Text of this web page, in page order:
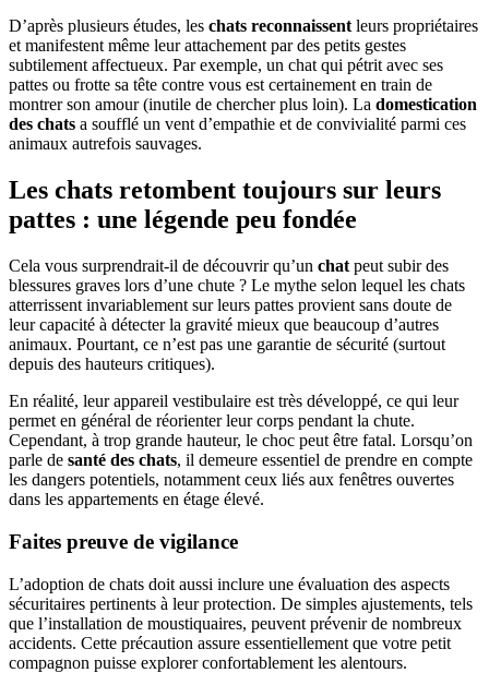
D’après plusieurs études, les chats reconnaissentleurs propriétaires
et manifestent même leur attachement par des petits gestes
subtilement affectueux. Par exemple, un chat qui pétrit avec ses
pattes ou frotte sa tête contre vous est certainement en train de
montrer son amour (inutile de chercher plus loin). La domestication
des chats a soufflé un vent d’empathie et de convivialité parmi ces
animaux autrefois sauvages.
Les chats retombent toujours sur leurs
pattes : une légende peu fondée
Cela vous surprendrait-il de découvrir qu’un chat peut subir des
blessures graves lors d’une chute ? Le mythe selon lequel les chats
atterrissent invariablement sur leurs pattes provient sans doute de
leur capacité à détecter la gravité mieux que beaucoup d’autres
animaux. Pourtant, ce n’est pas une garantie de sécurité (surtout
depuis des hauteurs critiques).
En réalité, leur appareil vestibulaire est très développé, ce qui leur
permet en général de réorienter leur corps pendant la chute.
Cependant, à trop grande hauteur, le choc peut être fatal. Lorsqu’on
parle de santé des chats, il demeure essentiel de prendre en compte
les dangers potentiels, notamment ceux liés aux fenêtres ouvertes
dans les appartements en étage élevé.
Faites preuve de vigilance
L’adoption de chats doit aussi inclure une évaluation des aspects
sécuritaires pertinents à leur protection. De simples ajustements, tels
que l’installation de moustiquaires, peuvent prévenir de nombreux
accidents. Cette précaution assure essentiellement que votre petit
compagnon puisse explorer confortablement les alentours.